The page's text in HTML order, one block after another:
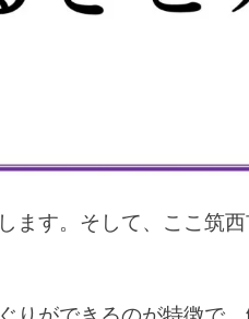
す。そして、ここ筑